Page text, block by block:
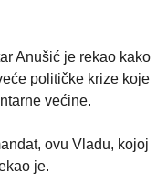
Anušić je rekao kako
političke krize koje
većine.
ovu Vladu, kojoj
je.